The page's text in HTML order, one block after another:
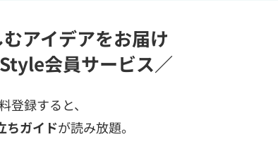
アイデアをお届け
会員サービス／
登録すると、
ちガイドが読み放題。